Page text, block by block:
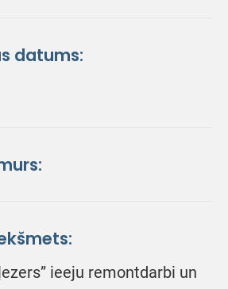
datums:
ieeju remontdarbi un